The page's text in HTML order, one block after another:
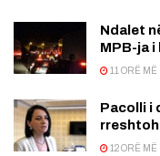
Ndalet
MPB-ja
11 ORË MË
Pacolli i
12 ORË MË